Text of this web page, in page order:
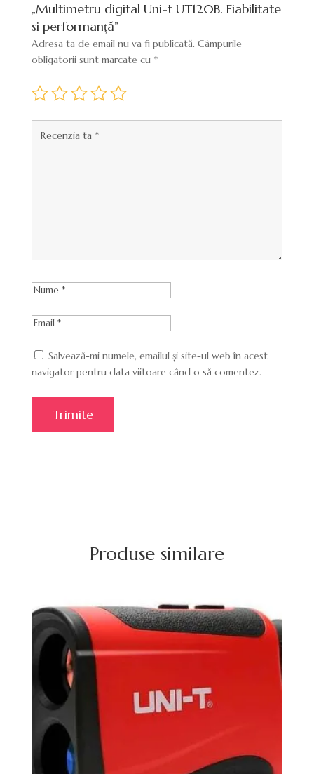
„Multimetru digital Uni-t UT120B. Fiabilitate
si performanță”
Adresa ta de email nu va fi publicată. Câmpurile
obligatorii sunt marcate cu *
Salvează-mi numele, emailul și site-ul web în acest
navigator pentru data viitoare când o să comentez.
Produse similare